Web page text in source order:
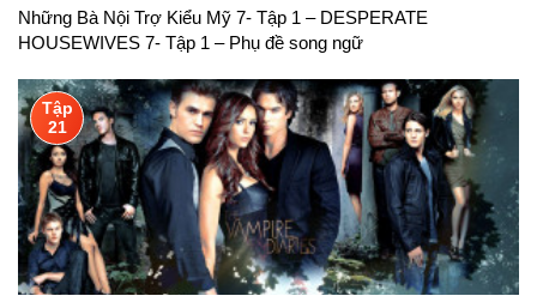
Những Bà Nội Trợ Kiểu Mỹ 7- Tập 1 – DESPERATE
HOUSEWIVES 7- Tập 1 – Phụ đề song ngữ
Tập
21